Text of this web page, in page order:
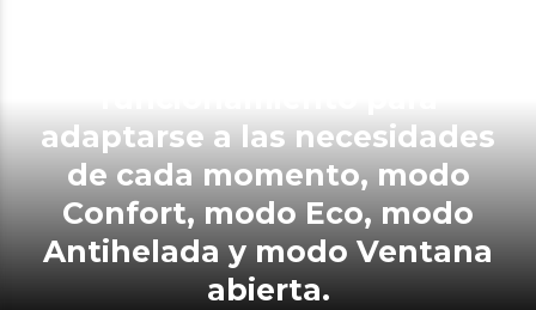
adaptarse a las necesidades
de cada momento, modo
Confort, modo Eco, modo
Antihelada y modo Ventana
abierta.